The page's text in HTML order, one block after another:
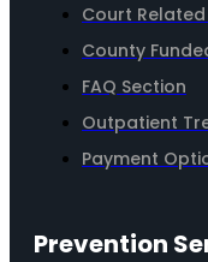
Court
County
FAQ Section
Outpatient
Payment
Prevention